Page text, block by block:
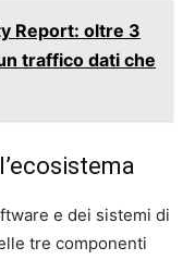
Report: oltre 3
traffico dati che
e dei sistemi di
tre componenti